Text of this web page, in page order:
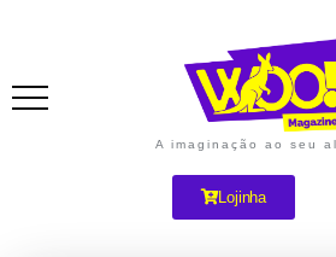
A imaginação ao seu
Lojinha